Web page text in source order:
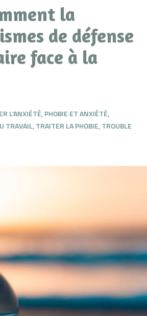
la
de défense
face à la
L'ANXIÉTÉ,PHOBIE ET ANXIÉTÉ,
TRAVAIL,TRAITER LA PHOBIE,TROUBLE